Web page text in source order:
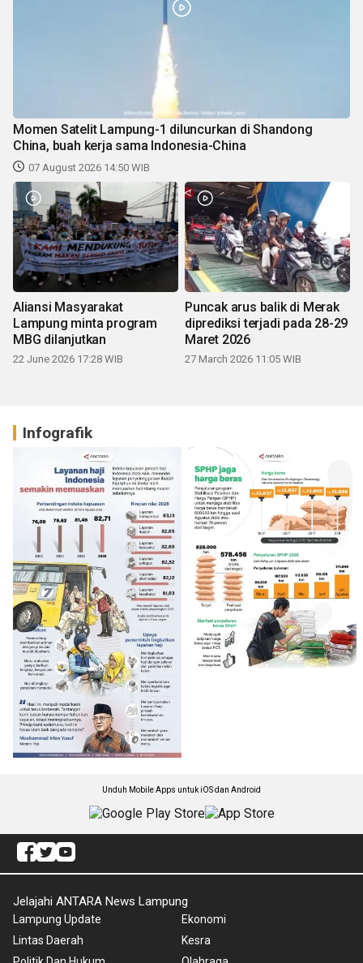
Momen Satelit Lampung-1 diluncurkan di Shandong
China, buah kerja sama Indonesia-China
07 August 2026 14:50 WIB
Aliansi Masyarakat
Lampung minta program
MBG dilanjutkan
22 June 2026 17:28 WIB
Puncak arus balik di Merak
diprediksi terjadi pada 28-29
Maret 2026
27 March 2026 11:05 WIB
Infografik
Unduh Mobile Apps untuk iOS dan Android
Jelajahi ANTARA News Lampung
Lampung Update
Lintas Daerah
Ekonomi
Kesra